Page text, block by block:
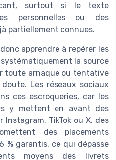
surtout si le texte
personnelles ou des
partiellement connues.
apprendre à repérer les
la source
toute arnaque ou tentative
Les réseaux sociaux
ces escroqueries, car les
y mettent en avant des
Instagram, TikTok ou X, des
des placements
% garantis, ce qui dépasse
moyens des livrets